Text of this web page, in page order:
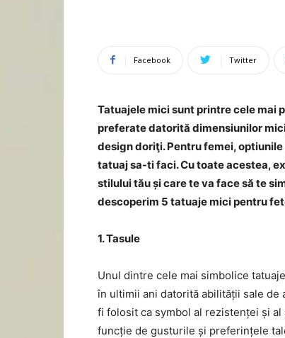
Facebook Twitter
Tatuajele mici sunt printre cele mai
preferate datorită dimensiunilor
design doriţi. Pentru femei,
tatuaj sa-ti faci. Cu toate acestea,
stilului tău și care te va face să te
descoperim 5 tatuaje mici pentru
1. Tasule
Unul dintre cele mai simbolice
în ultimii ani datorită abilității sale
fi folosit ca symbol al rezistenței și
funcție de gusturile și preferințele